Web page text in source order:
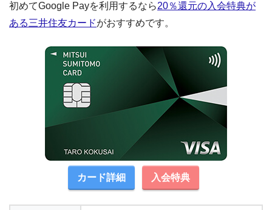
初めてGoogle Payを利用するなら20％還元の入会特典が
ある三井住友カードがおすすめです。
カード詳細 入会特典